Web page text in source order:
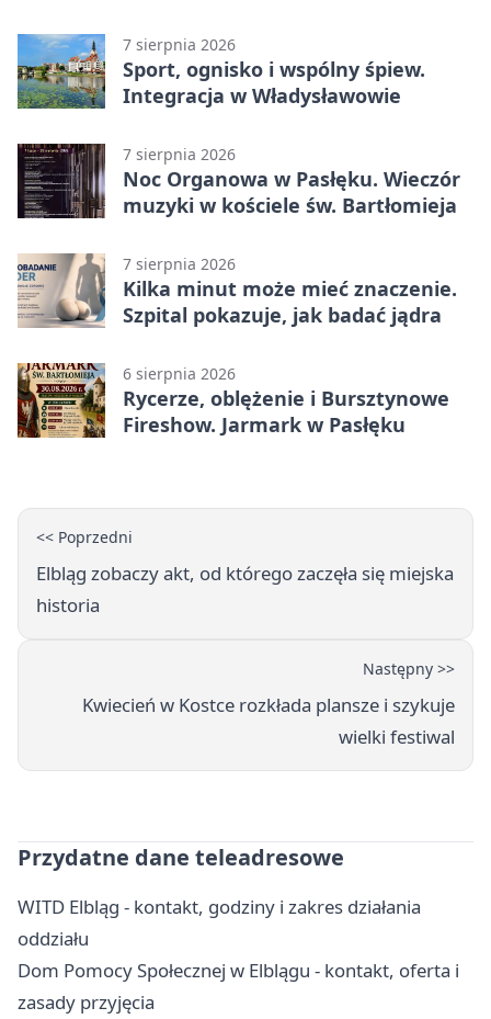
7 sierpnia 2026
Sport, ognisko i wspólny śpiew.
Integracja w Władysławowie
7 sierpnia 2026
Noc Organowa w Pasłęku. Wieczór
muzyki w kościele św. Bartłomieja
7 sierpnia 2026
Kilka minut może mieć znaczenie.
Szpital pokazuje, jak badać jądra
6 sierpnia 2026
Rycerze, oblężenie i Bursztynowe
Fireshow. Jarmark w Pasłęku
<< Poprzedni
Elbląg zobaczy akt, od którego zaczęła się miejska
historia
Następny >>
Kwiecień w Kostce rozkłada plansze i szykuje
wielki festiwal
Przydatne dane teleadresowe
WITD Elbląg - kontakt, godziny i zakres działania
oddziału
Dom Pomocy Społecznej w Elblągu - kontakt, oferta i
zasady przyjęcia